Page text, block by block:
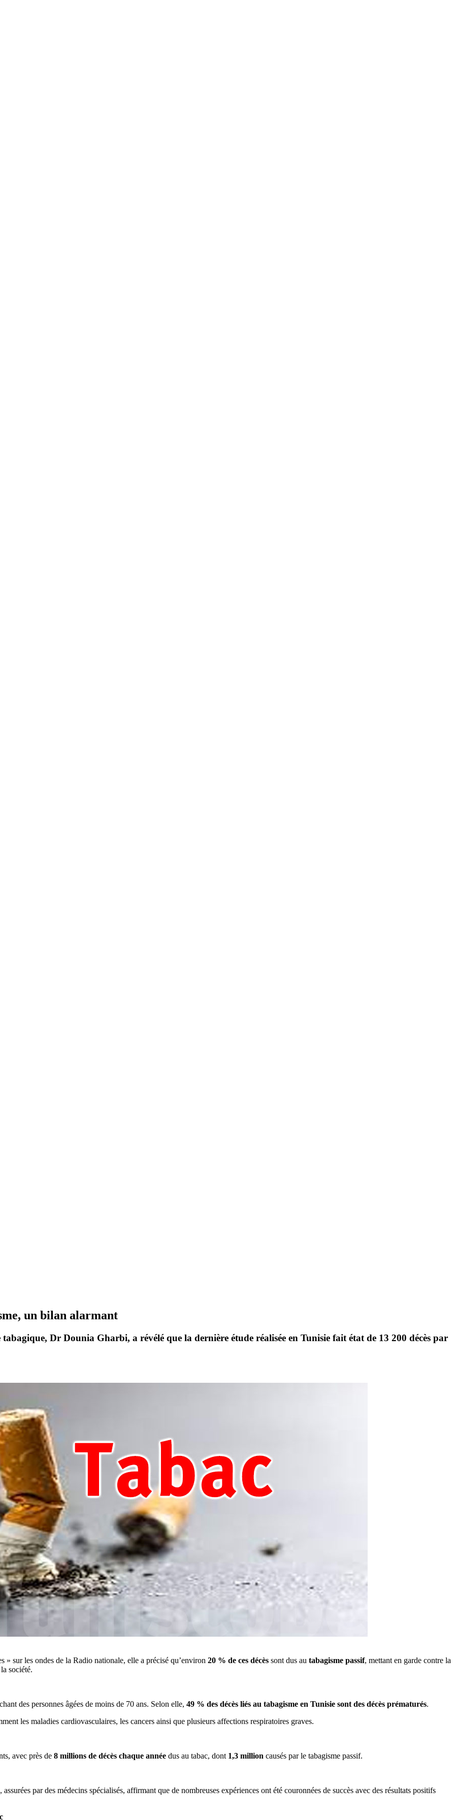
un bilan alarmant
tabagique, Dr Dounia Gharbi, a révélé que la dernière étude réalisée en Tunisie fait état de 13 200 décès par
sur les ondes de la Radio nationale, elle a précisé qu’environ 20 % de ces décès sont dus au tabagisme passif, mettant en garde contre la
société.
des personnes âgées de moins de 70 ans. Selon elle, 49 % des décès liés au tabagisme en Tunisie sont des décès prématurés.
les maladies cardiovasculaires, les cancers ainsi que plusieurs affections respiratoires graves.
avec près de 8 millions de décès chaque année dus au tabac, dont 1,3 million causés par le tabagisme passif.
par des médecins spécialisés, affirmant que de nombreuses expériences ont été couronnées de succès avec des résultats positifs